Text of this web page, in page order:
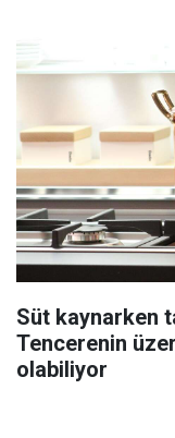
Süt kaynarken
Tencerenin
olabiliyor